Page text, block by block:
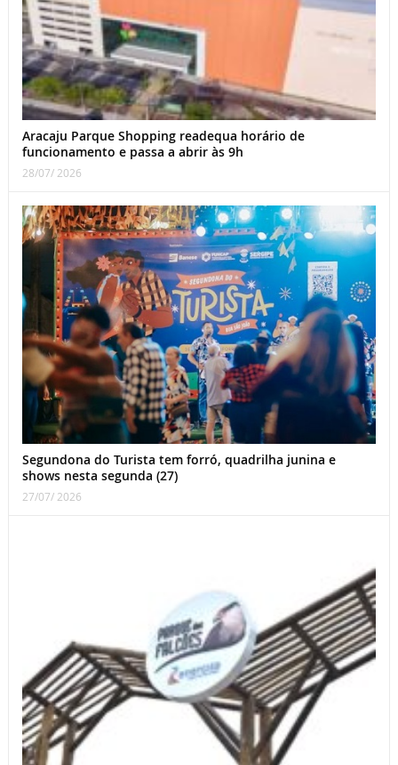
Aracaju Parque Shopping readequa horário de
funcionamento e passa a abrir às 9h
28/07/ 2026
Segundona do Turista tem forró, quadrilha junina e
shows nesta segunda (27)
27/07/ 2026